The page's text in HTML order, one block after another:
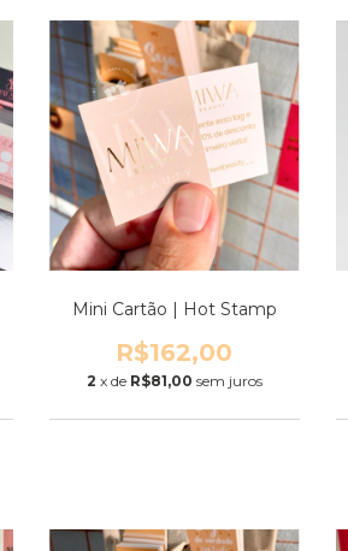
Mini Cartão | Hot Stamp
R$162,00
2 x de R$81,00 sem juros